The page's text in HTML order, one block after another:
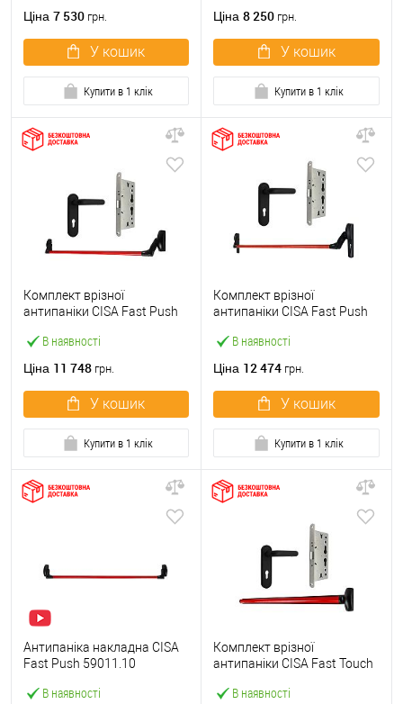
Ціна 7 530 грн.
У кошик
Купити в 1 клік
Ціна 8 250 грн.
У кошик
Купити в 1 клік
В наявності
Комплект врізної
антипаніки CISA Fast Push
із замком та ручкою
Ціна 11 748 грн.
У кошик
Купити в 1 клік
В наявності
Комплект врізної
антипаніки CISA Fast Push
червоний із замком та
Ціна 12 474 грн.
У кошик
Купити в 1 клік
В наявності
Антипаніка накладна CISA
Fast Push 59011.10
штангою 1200 мм червона
В наявності
Комплект врізної
антипаніки CISA Fast Touch
із замком та ручкою